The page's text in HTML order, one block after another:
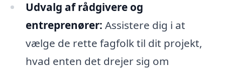
Udvalg af rådgivere og
entreprenører: Assistere dig i at
vælge de rette fagfolk til dit projekt,
hvad enten det drejer sig om